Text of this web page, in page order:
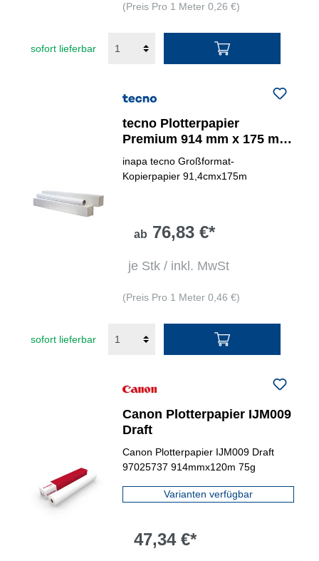
(Preis Pro 1 Meter 0,26 €)
sofort lieferbar
tecno Plotterpapier
Premium 914 mm x 175 m
(B x L)
inapa tecno Großformat-
Kopierpapier 91,4cmx175m
ab 76,83 €*
je Stk / inkl. MwSt
(Preis Pro 1 Meter 0,46 €)
sofort lieferbar
Canon Plotterpapier IJM009
Draft
Canon Plotterpapier IJM009 Draft
97025737 914mmx120m 75g
Varianten verfügbar
47,34 €*